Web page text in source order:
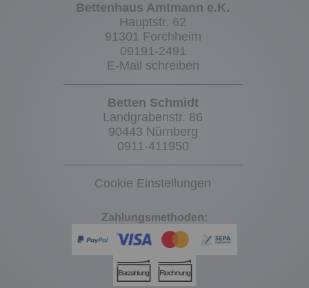
Bettenhaus Amtmann e.K.
Hauptstr. 62
91301 Forchheim
09191-2491
E-Mail schreiben
Betten Schmidt
Landgrabenstr. 86
90443 Nürnberg
0911-411950
Cookie Einstellungen
Zahlungsmethoden: